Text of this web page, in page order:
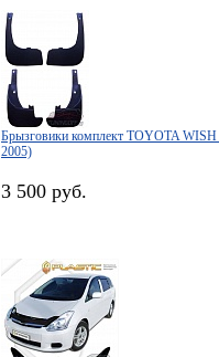
Брызговики комплект TOYOTA
2005)
3 500 руб.